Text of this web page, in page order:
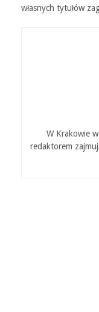
własnych tytułów
W Krakowie
redaktorem